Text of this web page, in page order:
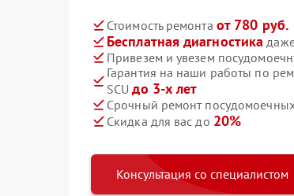
Стоимость ремонта от 780 руб.
Бесплатная диагностика
Привезем и увезем
Гарантия на наши работы по
SCUдо 3-х лет
Срочный ремонт
Скидка для вас до 20%
Консультация со специалистом